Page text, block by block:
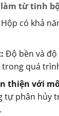
từ tinh
Hộp có khả
Độ bền và
quá
thiện với
tự phân hủy